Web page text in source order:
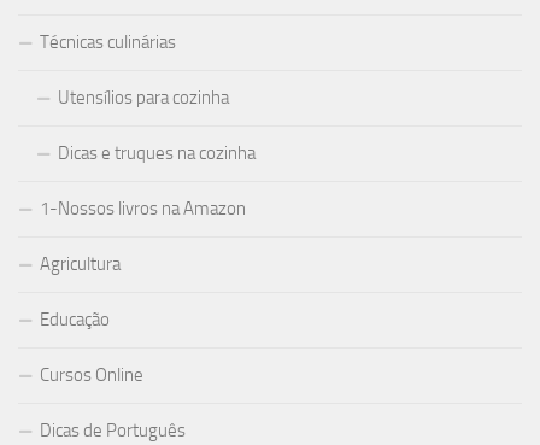
Técnicas culinárias
Utensílios para cozinha
Dicas e truques na cozinha
1-Nossos livros na Amazon
Agricultura
Educação
Cursos Online
Dicas de Português